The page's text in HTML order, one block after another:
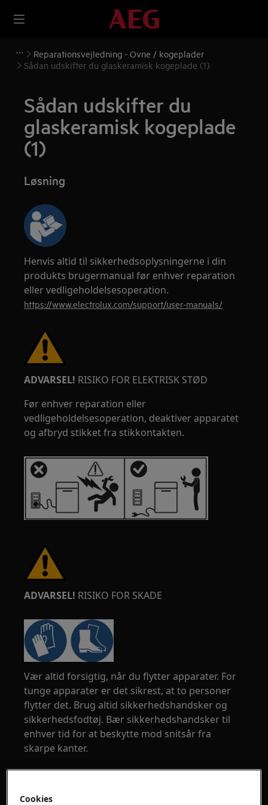
Reparationsvejledning - Ovne / kogeplader
Sådan udskifter du glaskeramisk kogeplade (1)
Sådan udskifter du
glaskeramisk kogeplade
(1)
Løsning
Henvis altid til sikkerhedsoplysningerne i din
produkts brugermanual før enhver reparation
eller vedligeholdelsesoperation.
https://www.electrolux.com/support/user-manuals/
ADVARSEL! RISIKO FOR ELEKTRISK STØD
Før enhver reparation eller
vedligeholdelsesoperation, deaktiver apparatet
og afbryd stikket fra stikkontakten.
ADVARSEL! RISIKO FOR SKADE
Vær altid forsigtig, når du flytter apparater. For
tunge apparater er det sikrest, at to personer
flytter det. Brug altid sikkerhedshandsker og
sikkerhedsfodtøj. Bær sikkerhedshandsker til
enhver tid for at beskytte mod snitsår fra
skarpe kanter.
Cookies